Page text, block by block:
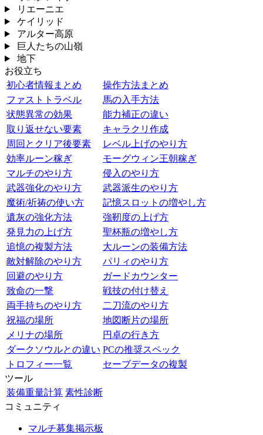
リエーニエ
ケイリッド
アルター高原
巨人たちの山嶺
地下
お役立ち
初心者情報まとめ
操作方法まとめ
ファストトラベル
馬の入手方法
状態異常の効果
能力補正の違い
取り返せない要素
キャラクリ作成
周回とクリア後要素
レベル上げのやり方
効率ルーン稼ぎ
モーグウィン王朝稼ぎ
マルチのやり方
侵入のやり方
武器強化のやり方
武器派生のやり方
魔術/祈祷の使い方
記憶スロットの増やし方
遺灰の強化方法
強靭度の上げ方
発見力の上げ方
聖杯瓶の増やし方
追憶の複製方法
大ルーンの装備方法
敵対解除のやり方
パリィのやり方
回避のやり方
ガードカウンター
致命の一撃
戦技の付け替え
両手持ちのやり方
二刀流のやり方
祝福の場所
地図断片の場所
メリナの場所
円卓の行き方
ダークソウルとの違い PCの推奨スペック
トロフィー一覧
セーブデータの複製
ツール
装備重量計算 素性診断
コミュニティ
マルチ募集掲示板